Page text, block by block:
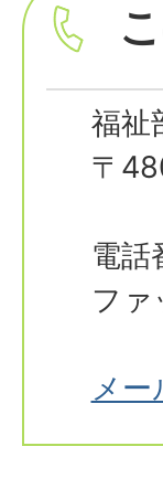
福祉
〒
電
フ
メ